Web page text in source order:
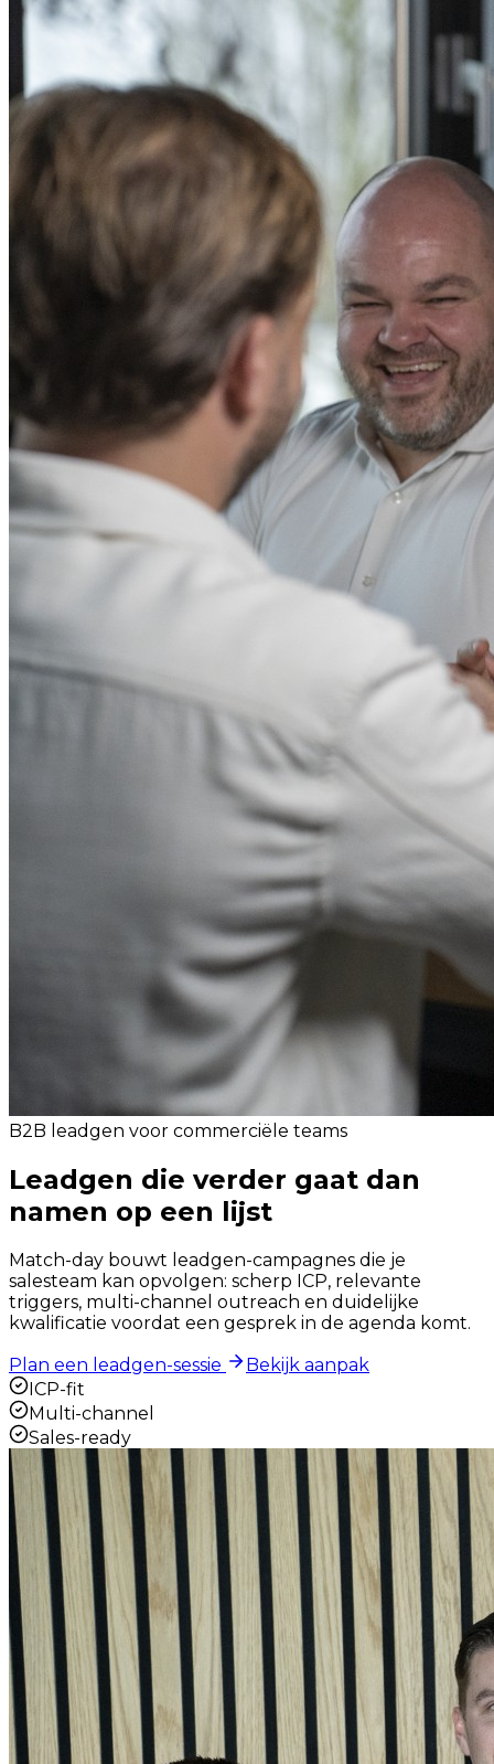
B2B leadgen voor commerciële teams
Leadgen die verder gaat dan
namen op een lijst
Match-day bouwt leadgen-campagnes die je
salesteam kan opvolgen: scherp ICP, relevante
triggers, multi-channel outreach en duidelijke
kwalificatie voordat een gesprek in de agenda komt.
Plan een leadgen-sessie
Bekijk aanpak
ICP-fit
Multi-channel
Sales-ready